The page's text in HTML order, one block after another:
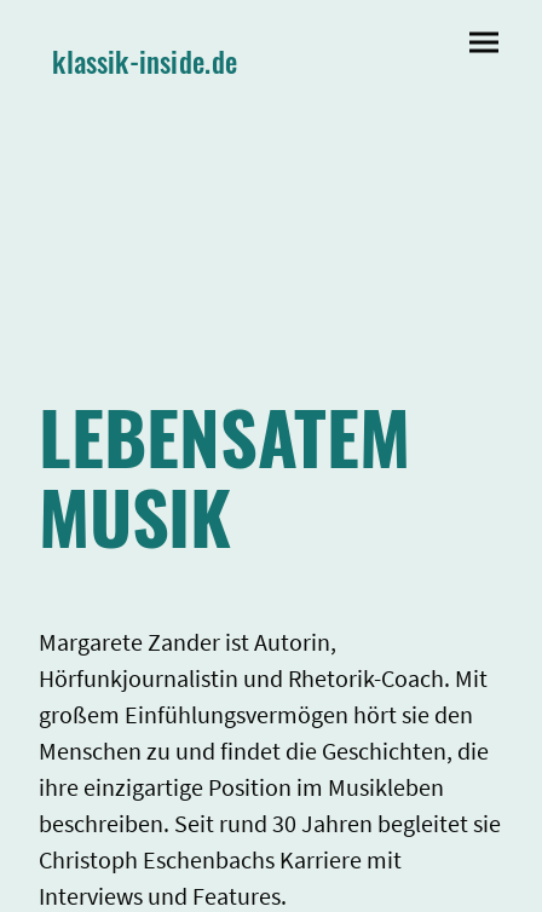
klassik-inside.de
LEBENSATEM
MUSIK
Margarete Zander ist Autorin,
Hörfunkjournalistin und Rhetorik-Coach. Mit
großem Einfühlungsvermögen hört sie den
Menschen zu und findet die Geschichten, die
ihre einzigartige Position im Musikleben
beschreiben. Seit rund 30 Jahren begleitet sie
Christoph Eschenbachs Karriere mit
Interviews und Features.